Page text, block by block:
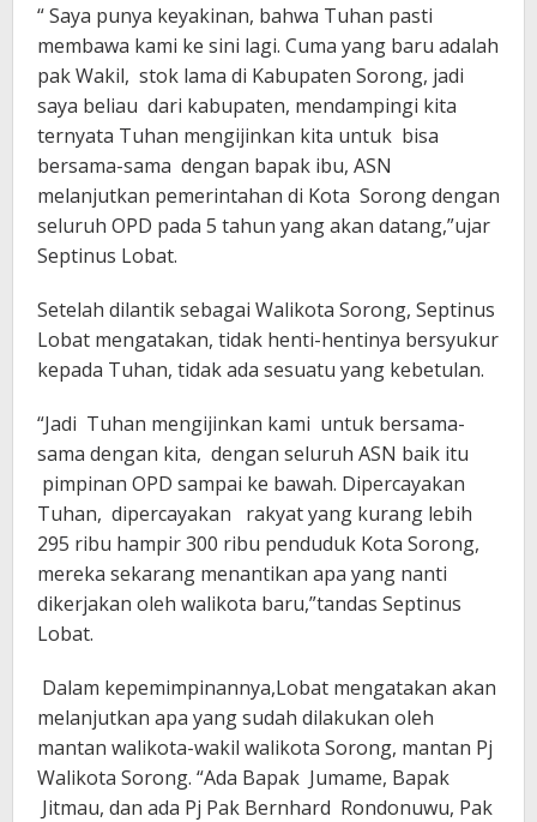
“ Saya punya keyakinan, bahwa Tuhan pasti
membawa kami ke sini lagi. Cuma yang baru adalah
pak Wakil, stok lama di Kabupaten Sorong, jadi
saya beliau dari kabupaten, mendampingi kita
ternyata Tuhan mengijinkan kita untuk bisa
bersama-sama dengan bapak ibu, ASN
melanjutkan pemerintahan di Kota Sorong dengan
seluruh OPD pada 5 tahun yang akan datang,”ujar
Septinus Lobat.
Setelah dilantik sebagai Walikota Sorong, Septinus
Lobat mengatakan, tidak henti-hentinya bersyukur
kepada Tuhan, tidak ada sesuatu yang kebetulan.
“Jadi Tuhan mengijinkan kami untuk bersama-
sama dengan kita, dengan seluruh ASN baik itu
pimpinan OPD sampai ke bawah. Dipercayakan
Tuhan, dipercayakan rakyat yang kurang lebih
295 ribu hampir 300 ribu penduduk Kota Sorong,
mereka sekarang menantikan apa yang nanti
dikerjakan oleh walikota baru,”tandas Septinus
Lobat.
Dalam kepemimpinannya,Lobat mengatakan akan
melanjutkan apa yang sudah dilakukan oleh
mantan walikota-wakil walikota Sorong, mantan Pj
Walikota Sorong. “Ada Bapak Jumame, Bapak
Jitmau, dan ada Pj Pak Bernhard Rondonuwu, Pak